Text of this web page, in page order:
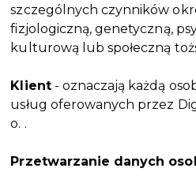
szczególnych czynników
fizjologiczną, genetyczną,
kulturową lub społeczną
Klient- oznaczają każdą
usług oferowanych przez
o. .
Przetwarzanie danych